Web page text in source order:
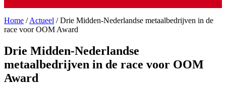
Home /Actueel /Drie Midden-Nederlandse metaalbedrijven in de
race voor OOM Award
Drie Midden-Nederlandse
metaalbedrijven in de race voor OOM
Award